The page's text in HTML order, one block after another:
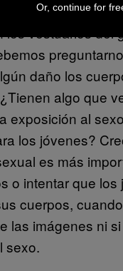
se muestre en
los vestuarios del
daño los
algo que
exposición al
los jóvenes?
es más
o intentar que los
cuerpos, cuando
las imágenes ni
sexo.
Or, continue for